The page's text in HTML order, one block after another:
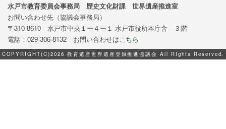
水戸市教育委員会事務局 歴史文化財課 世界遺産推進室
お問い合わせ先（協議会事務局）
〒310-8610 水戸市中央１ー４ー１ 水戸市役所本庁舎 ３階
電話：029-306-8132 お問い合わせは こちら
COPYRIGHT(C)2026 教育遺産世界遺産登録推進協議会 All RIghts Reserved.